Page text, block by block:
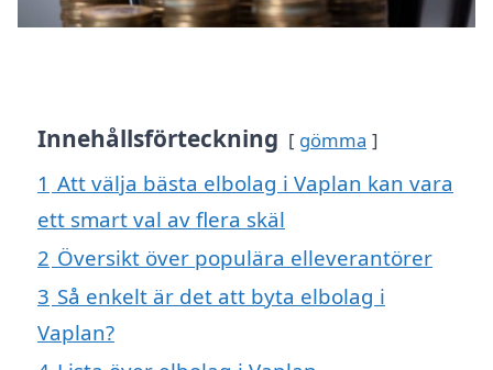
Innehållsförteckning gömma
1 Att välja bästa elbolag i Vaplan kan vara
ett smart val av flera skäl
2 Översikt över populära elleverantörer
3 Så enkelt är det att byta elbolag i
Vaplan?